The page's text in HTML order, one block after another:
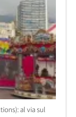
al via sul